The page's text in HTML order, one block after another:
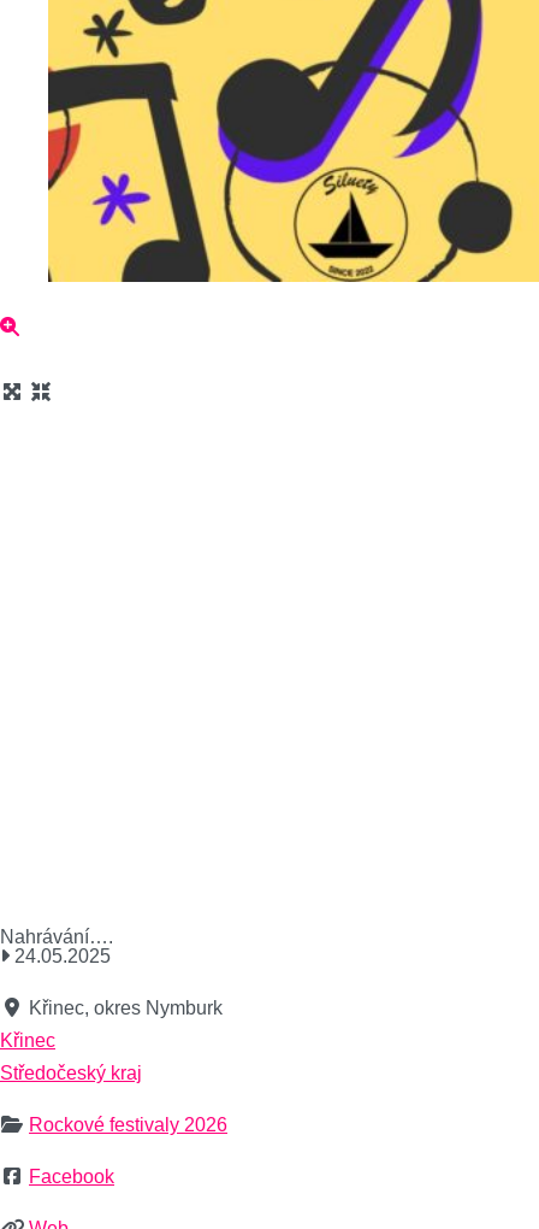
Nahrávání….
24.05.2025
Křinec, okres Nymburk
Křinec
Středočeský kraj
Rockové festivaly 2026
Facebook